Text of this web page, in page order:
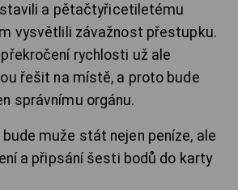
a pětačtyřicetiletému
vysvětlili závažnost přestupku.
rychlosti už ale
řešit na místě, a proto bude
správnímu orgánu.
muže stát nejen peníze, ale
a připsání šesti bodů do karty